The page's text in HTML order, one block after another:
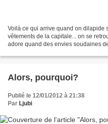
Voilà ce qui arrive quand on dilapide
vêtements de la capitale... on se
adore quand des envies soudaines
Alors, pourquoi?
Publié le 12/01/2012 à 21:38
Par Ljubi